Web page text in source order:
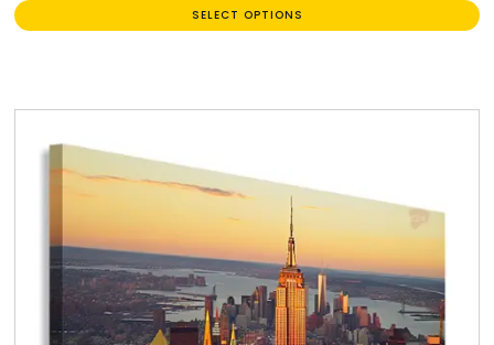
SELECT OPTIONS